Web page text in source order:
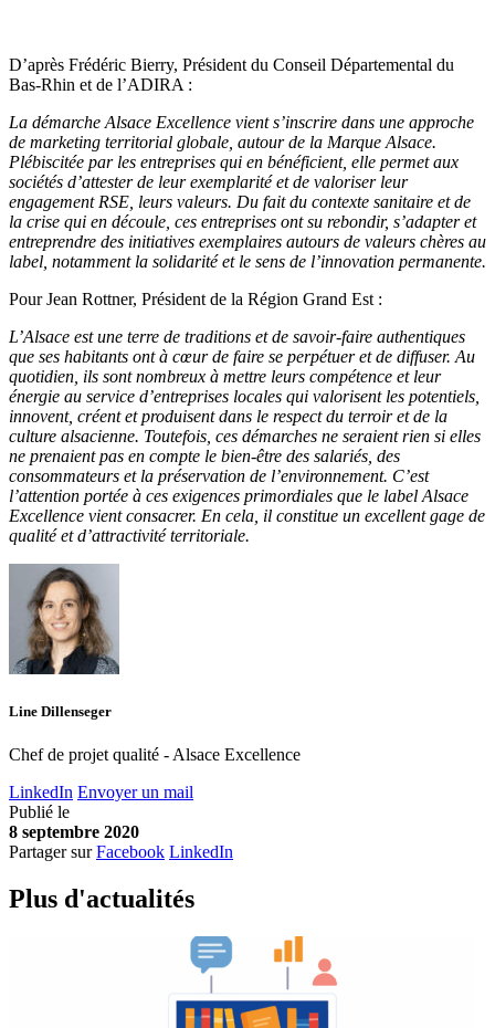
D’après Frédéric Bierry, Président du Conseil Départemental du
Bas-Rhin et de l’ADIRA :
La démarche Alsace Excellence vient s’inscrire dans une approche
de marketing territorial globale, autour de la Marque Alsace.
Plébiscitée par les entreprises qui en bénéficient, elle permet aux
sociétés d’attester de leur exemplarité et de valoriser leur
engagement RSE, leurs valeurs. Du fait du contexte sanitaire et de
la crise qui en découle, ces entreprises ont su rebondir, s’adapter et
entreprendre des initiatives exemplaires autours de valeurs chères au
label, notamment la solidarité et le sens de l’innovation permanente.
Pour Jean Rottner, Président de la Région Grand Est :
L’Alsace est une terre de traditions et de savoir-faire authentiques
que ses habitants ont à cœur de faire se perpétuer et de diffuser. Au
quotidien, ils sont nombreux à mettre leurs compétence et leur
énergie au service d’entreprises locales qui valorisent les potentiels,
innovent, créent et produisent dans le respect du terroir et de la
culture alsacienne. Toutefois, ces démarches ne seraient rien si elles
ne prenaient pas en compte le bien-être des salariés, des
consommateurs et la préservation de l’environnement. C’est
l’attention portée à ces exigences primordiales que le label Alsace
Excellence vient consacrer. En cela, il constitue un excellent gage de
qualité et d’attractivité territoriale.
Line Dillenseger
Chef de projet qualité - Alsace Excellence
LinkedIn Envoyer un mail
Publié le
8 septembre 2020
Partager sur Facebook LinkedIn
Plus d'actualités